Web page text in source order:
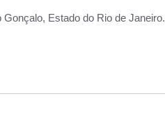
Estado do Rio de Janeiro.